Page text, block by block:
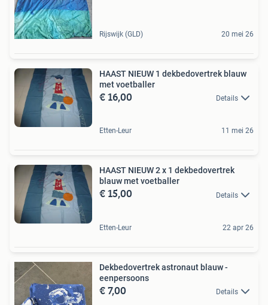
Rijswijk (GLD) 20 mei 26
HAAST NIEUW 1 dekbedovertrek blauw
met voetballer
€ 16,00 Details
Etten-Leur 11 mei 26
HAAST NIEUW 2 x 1 dekbedovertrek
blauw met voetballer
€ 15,00 Details
Etten-Leur 22 apr 26
Dekbedovertrek astronaut blauw -
eenpersoons
€ 7,00 Details